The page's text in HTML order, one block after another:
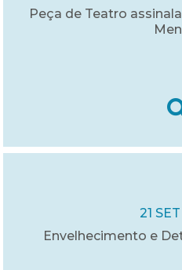
Peça de Teatro
21
Envelhecimento e